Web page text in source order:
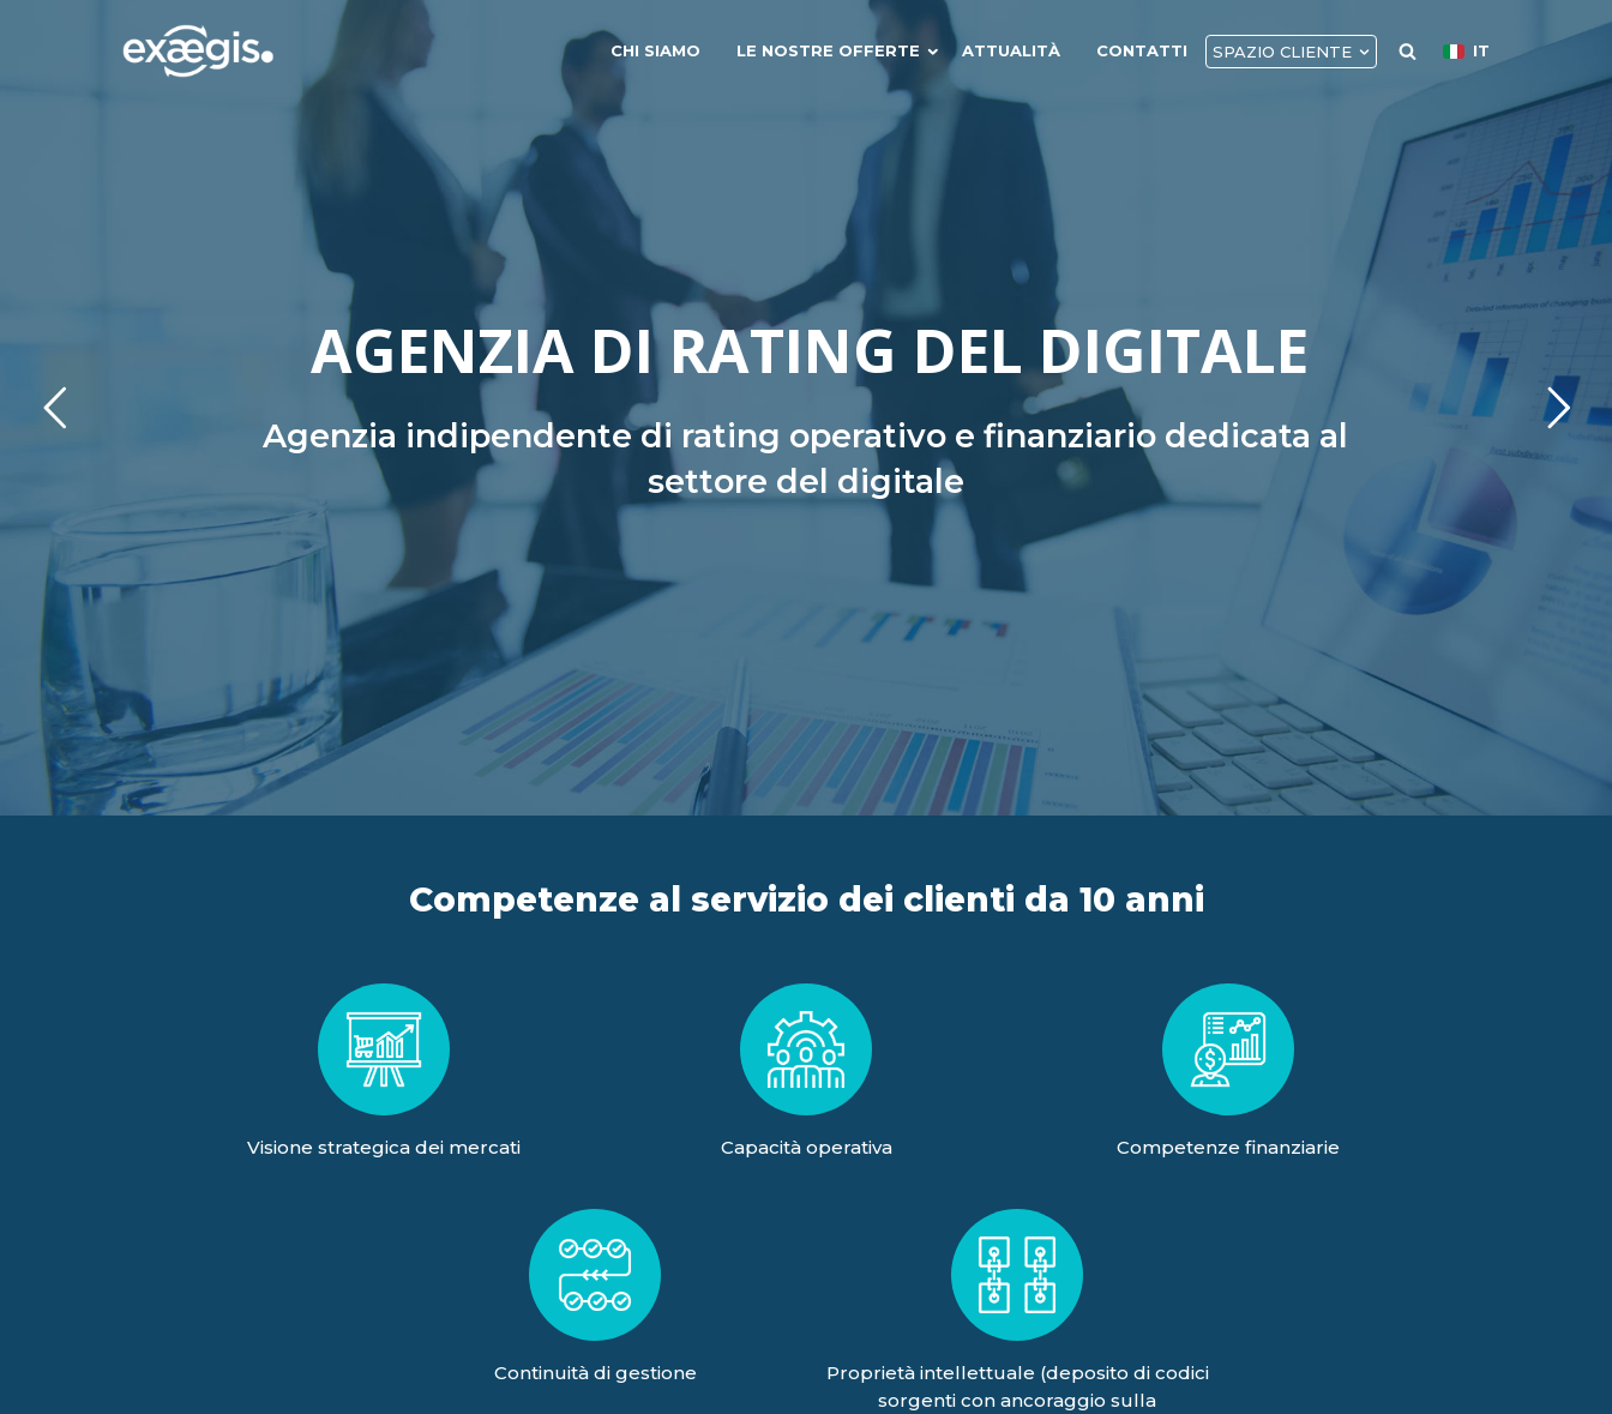
CHI SIAMO LE NOSTRE OFFERTE ATTUALITÀ CONTATTI SPAZIO CLIENTE IT
Agenzia indipendente di rating operativo e finanziario dedicata al
settore del digitale
AGENZIA DI RATING DEL DIGITALE
Competenze al servizio dei clienti da 10 anni
Visione strategica dei mercati Capacità operativa Competenze finanziarie
Continuità di gestione
Proprietà intellettuale (deposito di codici
sorgenti con ancoraggio sulla